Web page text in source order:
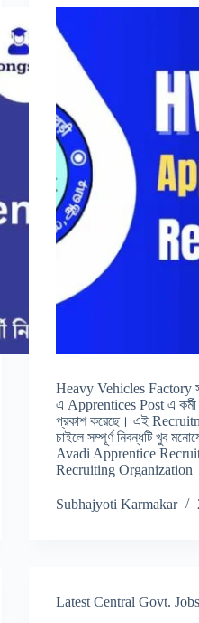
Heavy Vehicles Factory
এ Apprentices Post এ কর্মী
প্রকাশ করেছে। এই
চাইলে সম্পূর্ণ নিবন্ধটি খুব
Avadi Apprentice
Recruiting
Subhajyoti Karmakar
Latest Central Govt. Jobs